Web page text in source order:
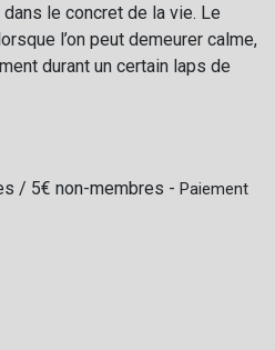
le concret de la vie. Le
l’on peut demeurer calme,
durant un certain laps de
/ 5€ non-membres - Paiement